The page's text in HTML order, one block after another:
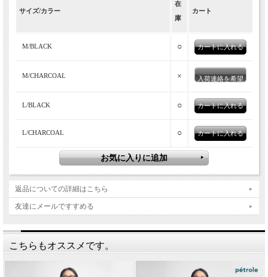
サイズ/カラー
在
庫
カート
M/BLACK ○
M/CHARCOAL × 入荷連絡を希望
L/BLACK ○
L/CHARCOAL ○
返品についての詳細はこちら
友達にメールですすめる
こちらもオススメです。